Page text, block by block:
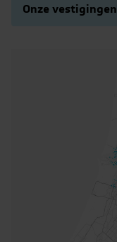
Onze vestigingen